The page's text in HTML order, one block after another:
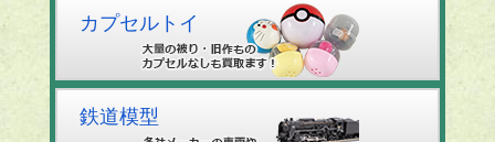
カプセルトイ
鉄道模型